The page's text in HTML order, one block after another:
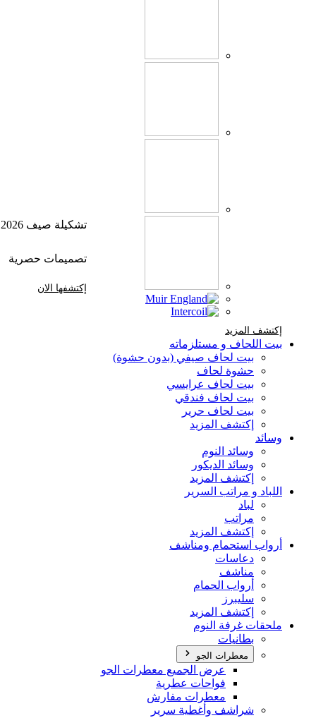
إكتشف المزيد
تشكيلة صيف 2026
تصميمات حصرية
إكتشفها الان
بيت اللحاف و مستلزماته
بيت لحاف صيفي (بدون حشوة)
حشوة لحاف
بيت لحاف عرايسي
بيت لحاف فندقي
بيت لحاف حرير
إكتشف المزيد
وسائد
وسائد النوم
وسائد الديكور
إكتشف المزيد
اللباد و مراتب السرير
لباد
مراتب
إكتشف المزيد
أرواب استحمام ومناشف
دعاسات
مناشف
أرواب الحمام
سليبرز
إكتشف المزيد
ملحقات غرفة النوم
بطانيات
معطرات الجو
عرض الجميع معطرات الجو
فواحات عطرية
معطرات مفارش
شراشف وأغطية سرير